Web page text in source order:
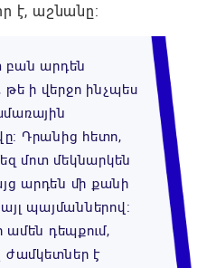
է, աշնանը:
բան արդեն
ի վերջո ինչպես
Դրանից հետո,
մոտ մեկնարկեն
արդեն մի քանի
այլ պայմաններով։
ամեն դեպքում,
ժամկետներ է